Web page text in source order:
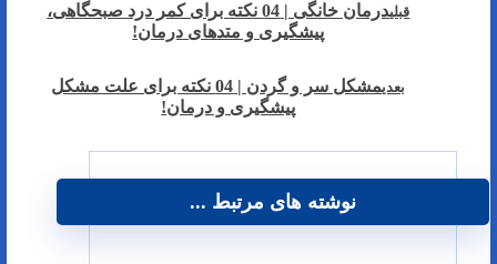
قبلی
درمان خانگی | 04 نکته برای کمر درد صبحگاهی،
پیشگیری و متدهای درمان!
بعدی
مشکل سر و گردن | 04 نکته برای علت مشکل
پیشگیری و درمان!
نوشته های مرتبط ...